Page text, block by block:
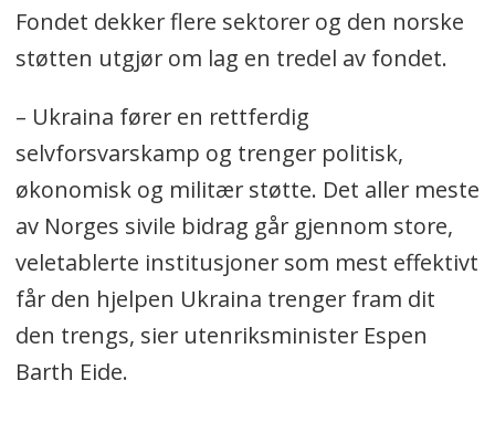
Fondet dekker flere sektorer og den norske
støtten utgjør om lag en tredel av fondet.
– Ukraina fører en rettferdig
selvforsvarskamp og trenger politisk,
økonomisk og militær støtte. Det aller meste
av Norges sivile bidrag går gjennom store,
veletablerte institusjoner som mest effektivt
får den hjelpen Ukraina trenger fram dit
den trengs, sier utenriksminister Espen
Barth Eide.